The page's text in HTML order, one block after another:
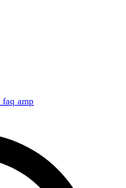
faq amp